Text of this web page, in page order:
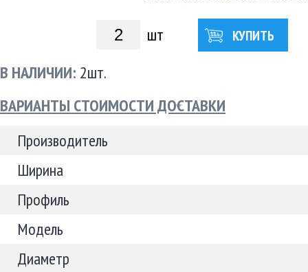
шт КУПИТЬ
В НАЛИЧИИ: 2шт.
ВАРИАНТЫ СТОИМОСТИ ДОСТАВКИ
Производитель
Ширина
Профиль
Модель
Диаметр